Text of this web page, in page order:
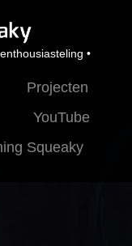
•
Projecten
YouTube
Squeaky